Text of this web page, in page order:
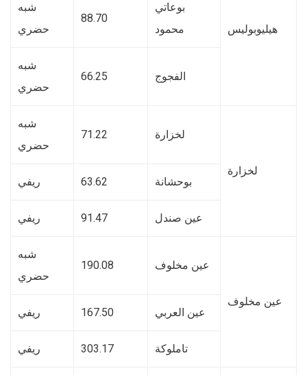
هيليوبوليس
بوعاتي
محمود
88.70
شبه
حضري
الفجوج 66.25
شبه
حضري
لخزارة
لخزارة 71.22
شبه
حضري
بوحشانة 63.62 ريفي
عين صندل 91.47 ريفي
عين مخلوف
عين مخلوف 190.08
شبه
حضري
عين العربي 167.50 ريفي
تاملوكة 303.17 ريفي